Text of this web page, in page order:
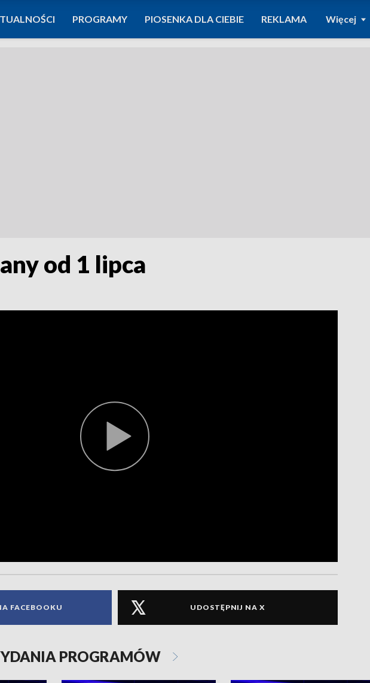
PROGRAMY PIOSENKA DLA CIEBIE REKLAMA Więcej
od 1 lipca
FACEBOOKU UDOSTĘPNIJ NA X
PROGRAMÓW